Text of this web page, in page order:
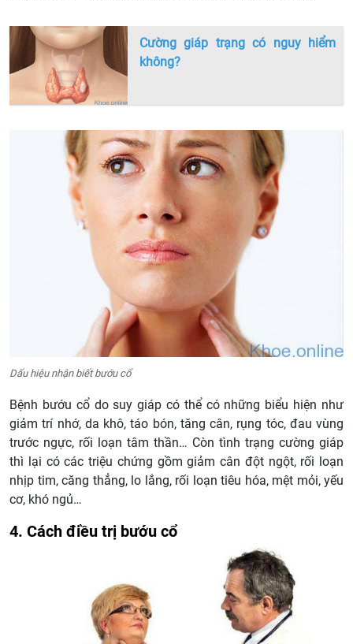
Cường giáp trạng có nguy hiểm
không?
Dấu hiệu nhận biết bướu cổ
Bệnh bướu cổ do suy giáp có thể có những biểu hiện như
giảm trí nhớ, da khô, táo bón, tăng cân, rụng tóc, đau vùng
trước ngực, rối loạn tâm thần… Còn tình trạng cường giáp
thì lại có các triệu chứng gồm giảm cân đột ngột, rối loạn
nhịp tim, căng thẳng, lo lắng, rối loạn tiêu hóa, mệt mỏi, yếu
cơ, khó ngủ…
4. Cách điều trị bướu cổ